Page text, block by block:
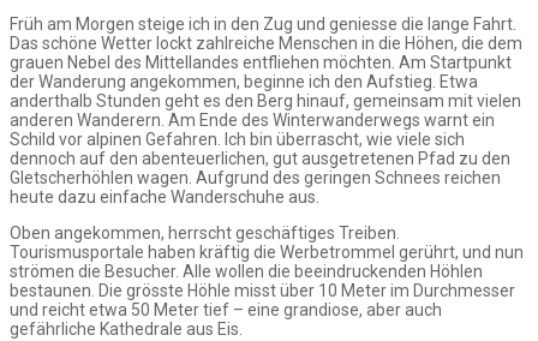
Früh am Morgen steige ich in den Zug und geniesse die lange Fahrt.
Das schöne Wetter lockt zahlreiche Menschen in die Höhen, die dem
grauen Nebel des Mittellandes entfliehen möchten. Am Startpunkt
der Wanderung angekommen, beginne ich den Aufstieg. Etwa
anderthalb Stunden geht es den Berg hinauf, gemeinsam mit vielen
anderen Wanderern. Am Ende des Winterwanderwegs warnt ein
Schild vor alpinen Gefahren. Ich bin überrascht, wie viele sich
dennoch auf den abenteuerlichen, gut ausgetretenen Pfad zu den
Gletscherhöhlen wagen. Aufgrund des geringen Schnees reichen
heute dazu einfache Wanderschuhe aus.
Oben angekommen, herrscht geschäftiges Treiben.
Tourismusportale haben kräftig die Werbetrommel gerührt, und nun
strömen die Besucher. Alle wollen die beeindruckenden Höhlen
bestaunen. Die grösste Höhle misst über 10 Meter im Durchmesser
und reicht etwa 50 Meter tief – eine grandiose, aber auch
gefährliche Kathedrale aus Eis.